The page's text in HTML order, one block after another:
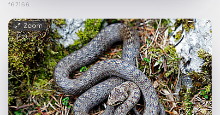
f67166
Zoom